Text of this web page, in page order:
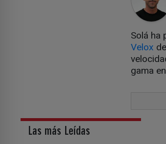
Solá ha
Velox
gama
Las más Leídas